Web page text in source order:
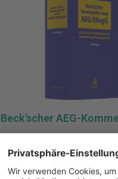
Beck'scher AEG-
ISBN:9783406835636
Verlag:C.H. Beck, München